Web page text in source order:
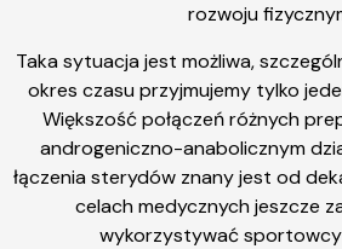
rozwoju
Taka sytuacja jest możliwa,
okres czasu przyjmujemy tylko
Większość połączeń różnych
androgeniczno-anabolicznym
łączenia sterydów znany jest od
celach medycznych jeszcze
wykorzystywać